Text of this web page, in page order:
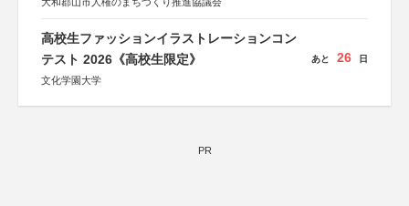
高校生ファッションイラストレーションコン
テスト 2026《高校生限定》
文化学園大学
あと 26 日
PR